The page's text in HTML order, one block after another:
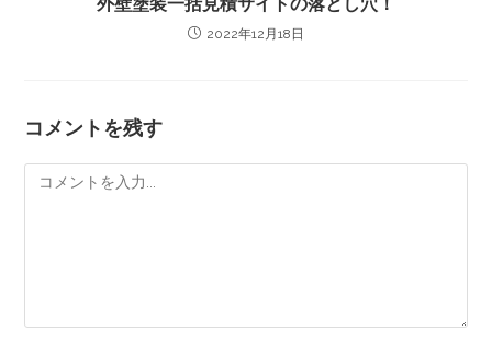
外壁塗装一括見積サイトの落とし穴！
2022年12月18日
コメントを残す